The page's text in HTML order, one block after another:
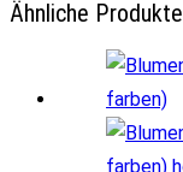
Ähnliche Produkte